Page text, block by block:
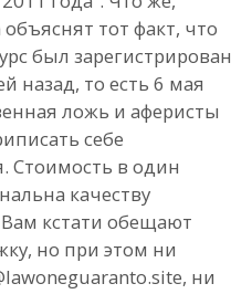
тот факт, что
был зарегистрирован
назад, то есть 6 мая
ложь и аферисты
себе
Стоимость в один
качеству
кстати обещают
но при этом ни
ни